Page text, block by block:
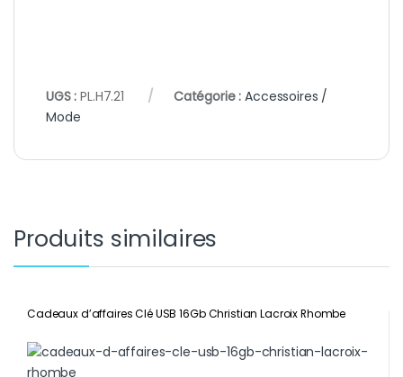
UGS :PL.H7.21 Catégorie :Accessoires /
Mode
Produits similaires
Cadeaux d’affaires Clé USB 16Gb Christian Lacroix Rhombe